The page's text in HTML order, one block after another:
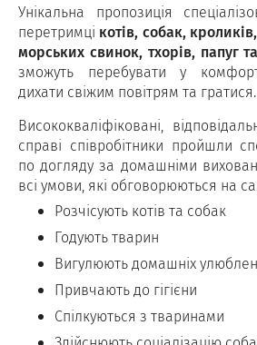
Унікальна пропозиція
перетримці котів, собак,
морських свинок, тхорів, папуг
зможуть перебувати у
дихати свіжим повітрям та гратися.
Висококваліфіковані,
справі співробітники пройшли
по догляду за домашніми
всі умови, які обговорюються на
Розчісують котів та собак
Годують тварин
Вигулюють домашніх
Привчають до гігієни
Спілкуються з тваринами